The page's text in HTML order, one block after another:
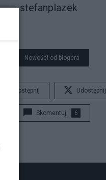
stefanplazek
Nowości od blogera
Udostępnij Udostępnij
Skomentuj 6